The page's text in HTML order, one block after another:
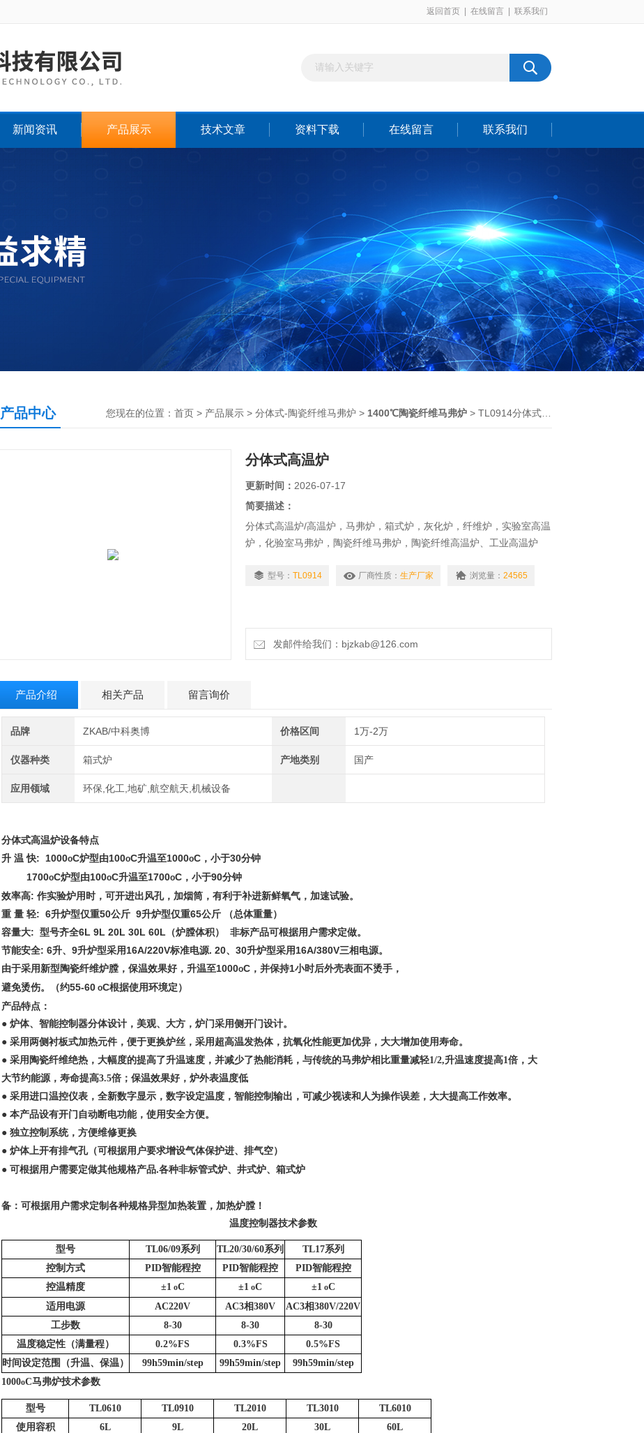
返回首页 在线留言 联系我们
新闻资讯 产品展示 技术文章 资料下载 在线留言 联系我们
产品中心 您现在的位置： 首页 > 产品展示 > 分体式-陶瓷纤维马弗炉 > 1400℃陶瓷纤维马弗炉 > TL0914分体式高温炉
分体式高温炉
更新时间： 2026-07-17
简要描述：
分体式高温炉/高温炉，马弗炉，箱式炉，灰化炉，纤维炉，实验室高温
炉，化验室马弗炉，陶瓷纤维马弗炉，陶瓷纤维高温炉、工业高温炉
（2）医药行业：用于药品的检验、医学样品的预处理等。
（4）煤质分析：用于测定水分、灰份、挥发份、灰熔点分析、灰成分
分析
型号： TL0914 厂商性质： 生产厂家 浏览量： 24565
发邮件给我们：bjzkab@126.com
产品介绍 相关产品 留言询价
品牌 ZKAB/中科奥博 价格区间 1万-2万
仪器种类 箱式炉 产地类别 国产
应用领域 环保,化工,地矿,航空航天,机械设备
分体式高温炉设备特点
升 温 快: 1000oC炉型由100oC升温至1000oC，小于30分钟
1700oC炉型由100oC升温至1700oC，小于90分钟
效率高: 作实验炉用时，可开进出风孔，加烟筒，有利于补进新鲜氧气，加速试验。
重 量 轻: 6升炉型仅重50公斤 9升炉型仅重65公斤 （总体重量）
容量大: 型号齐全6L 9L 20L 30L 60L（炉膛体积） 非标产品可根据用户需求定做。
节能安全: 6升、9升炉型采用16A/220V标准电源. 20、30升炉型采用16A/380V三相电源。
由于采用新型陶瓷纤维炉膛，保温效果好，升温至1000oC，并保持1小时后外壳表面不烫手，
避免烫伤。（约55-60 oC根据使用环境定）
产品特点：
● 炉体、智能控制器分体设计，美观、大方，炉门采用侧开门设计。
● 采用两侧衬板式加热元件，便于更换炉丝，采用超高温发热体，抗氧化性能更加优异，大大增加使用寿命。
● 采用陶瓷纤维绝热，大幅度的提高了升温速度，并减少了热能消耗，与传统的马弗炉相比重量减轻1/2,升温速度提高1倍，大
大节约能源，寿命提高3.5倍；保温效果好，炉外表温度低
● 采用进口温控仪表，全新数字显示，数字设定温度，智能控制输出，可减少视读和人为操作误差，大大提高工作效率。
● 本产品设有开门自动断电功能，使用安全方便。
● 独立控制系统，方便维修更换
● 炉体上开有排气孔（可根据用户要求增设气体保护进、排气空）
● 可根据用户需要定做其他规格产品.各种非标管式炉、井式炉、箱式炉
备：可根据用户需求定制各种规格异型加热装置，加热炉膛！
温度控制器技术参数
型号 TL06/09系列 TL20/30/60系列 TL17系列
控制方式
PID智能程控 PID智能程控 PID智能程控
控温精度
±1oC ±1 oC ±1oC
适用电源
AC220V AC3相380V AC3相380V/220V
工步数
8-30 8-30
8-30
温度稳定性（满量程）
0.2%FS 0.3%FS
0.5%FS
时间设定范围（升温、保温）
99h59min/step 99h59min/step
99h59min/step
1000oC马弗炉技术参数
型号 TL0610 TL0910 TL2010 TL3010
TL6010
使用容积
6L 9L 20L 30L
60L